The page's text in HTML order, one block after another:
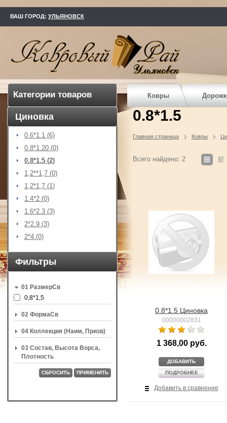
ВАШ ГОРОД: УЛЬЯНОВСК
Категории товаров Ковры
Циновка
0.6*1.1 (6)
0.8*1.20 (0)
0.8*1.5 (2)
1,2**1,7 (0)
1,2*1,7 (1)
1.4*2 (0)
1.6*2.3 (3)
2*2.9 (3)
2*4 (0)
Фильтры
01 РазмерСв
0,8*1,5
02 ФормаСв
04 Коллекция (Наим, Призв)
03 Состав, Высота Ворса,
Плотность
СБРОСИТЬ ПРИМЕНИТЬ
0.8*1.5
Главная страница Ковры
Всего найдено: 2
0.8*1.5 Циновка
00000002831
1 368,00 руб.
ДОБАВИТЬ
ПОДРОБНЕЕ
Добавить в сравнение